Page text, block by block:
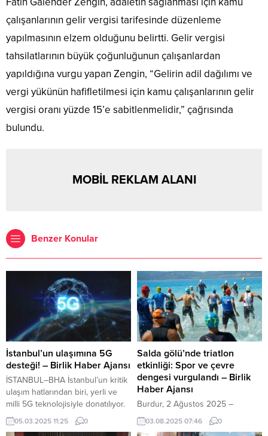
çalışanlarının gelir vergisi tarifesinde düzenleme
yapılmasının elzem olduğunu belirtti. Gelir vergisi
tahsilatlarının büyük çoğunluğunun çalışanlardan
yapıldığına vurgu yapan Zengin, “Gelirin adil dağılımı ve
vergi yükünün hafifletilmesi için kamu çalışanlarının gelir
vergisi oranı yüzde 15’e sabitlenmelidir,” çağrısında
bulundu.
MOBİL REKLAM ALANI
Benzer Konular
İstanbul’un ulaşımına 5G
desteği! – Birlik Haber Ajansı
İSTANBUL–BHA İstanbul’un kritik
ulaşım hatlarından biri, yerli ve
milli 5G teknolojisiyle donatılıyor.
ULAK Haberleşme ve Türksat AŞ,
İstanbul Hasdal Kavşağı ile
05.03.2025 11:25 0
Salda gölü’nde triatlon
etkinliği: Spor ve çevre
dengesi vurgulandı – Birlik
Haber Ajansı
Burdur, 2 Ağustos 2025 –
Cumhuriyet tarihindeki ilk Salda
Gölü triatlonu, Burdur Valiliği ve
03.08.2025 07:46 0